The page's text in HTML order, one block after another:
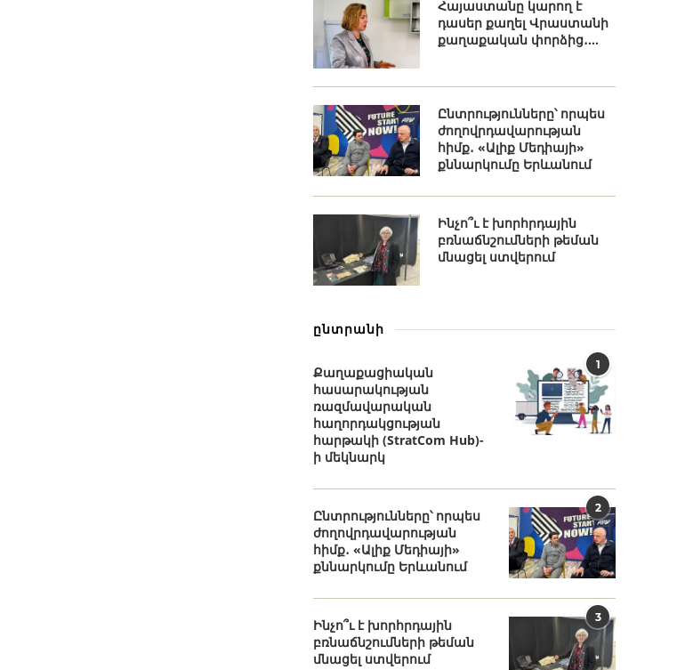
Հայաստանը կարող է
դասեր քաղել Վրաստանի
քաղաքական փորձից․...
Ընտրությունները՝ որպես
ժողովրդավարության
հիմք․ «Ալիք Մեդիայի»
քննարկումը Երևանում
Ինչո՞ւ է խորհրդային
բռնաճնշումների թեման
մնացել ստվերում
ընտրանի
1
Քաղաքացիական
հասարակության
ռազմավարական
հաղորդակցության
հարթակի (StratCom Hub)-
ի մեկնարկ
2
Ընտրությունները՝ որպես
ժողովրդավարության
հիմք․ «Ալիք Մեդիայի»
քննարկումը Երևանում
3
Ինչո՞ւ է խորհրդային
բռնաճնշումների թեման
մնացել ստվերում